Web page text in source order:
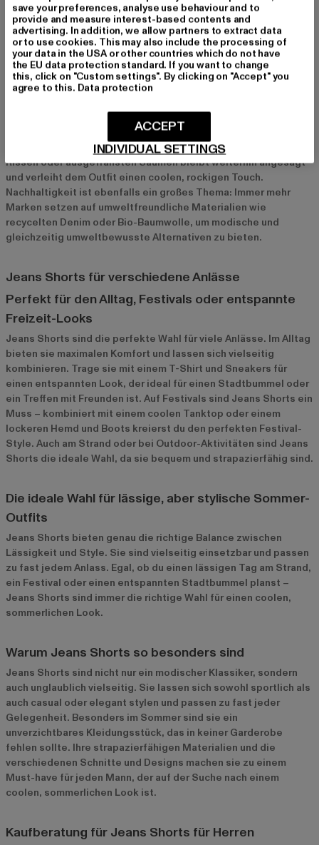
entspanntes Sommer-Dinner oder einen Stadtbummel.
Accessoires wie Caps, Sonnenbrillen oder Armbanduhren
runden deinen Look ab und machen ihn noch stylischer.
Aktuelle Trends bei Jeans Shorts für Herren
Grau oder Schwarz dominieren die Modewelt, da sie sich leicht
kombinieren lassen und zeitlos wirken. Der Destroyed-Look mit
Rissen oder ausgefransten Säumen bleibt weiterhin angesagt
und verleiht dem Outfit einen coolen, rockigen Touch.
Nachhaltigkeit ist ebenfalls ein großes Thema: Immer mehr
Marken setzen auf umweltfreundliche Materialien wie
recycelten Denim oder Bio-Baumwolle, um modische und
gleichzeitig umweltbewusste Alternativen zu bieten.
Jeans Shorts für verschiedene Anlässe
Perfekt für den Alltag, Festivals oder entspannte
Freizeit-Looks
Jeans Shorts sind die perfekte Wahl für viele Anlässe. Im Alltag
bieten sie maximalen Komfort und lassen sich vielseitig
kombinieren. Trage sie mit einem T-Shirt und Sneakers für
einen entspannten Look, der ideal für einen Stadtbummel oder
ein Treffen mit Freunden ist. Auf Festivals sind Jeans Shorts ein
Muss – kombiniert mit einem coolen Tanktop oder einem
lockeren Hemd und Boots kreierst du den perfekten Festival-
Style. Auch am Strand oder bei Outdoor-Aktivitäten sind Jeans
Shorts die ideale Wahl, da sie bequem und strapazierfähig sind.
Die ideale Wahl für lässige, aber stylische Sommer-
Outfits
Jeans Shorts bieten genau die richtige Balance zwischen
Lässigkeit und Style. Sie sind vielseitig einsetzbar und passen
zu fast jedem Anlass. Egal, ob du einen lässigen Tag am Strand,
ein Festival oder einen entspannten Stadtbummel planst –
Jeans Shorts sind immer die richtige Wahl für einen coolen,
sommerlichen Look.
Warum Jeans Shorts so besonders sind
Jeans Shorts sind nicht nur ein modischer Klassiker, sondern
auch unglaublich vielseitig. Sie lassen sich sowohl sportlich als
auch casual oder elegant stylen und passen zu fast jeder
Gelegenheit. Besonders im Sommer sind sie ein
unverzichtbares Kleidungsstück, das in keiner Garderobe
fehlen sollte. Ihre strapazierfähigen Materialien und die
verschiedenen Schnitte und Designs machen sie zu einem
Must-have für jeden Mann, der auf der Suche nach einem
coolen, sommerlichen Look ist.
Kaufberatung für Jeans Shorts für Herren
save your preferences, analyse use behaviour and to
provide and measure interest-based contents and
advertising. In addition, we allow partners to extract data
or to use cookies. This may also include the processing of
your data in the USA or other countries which do not have
the EU data protection standard. If you want to change
this, click on "Custom settings". By clicking on "Accept" you
agree to this. Data protection
INDIVIDUAL SETTINGS
ACCEPT